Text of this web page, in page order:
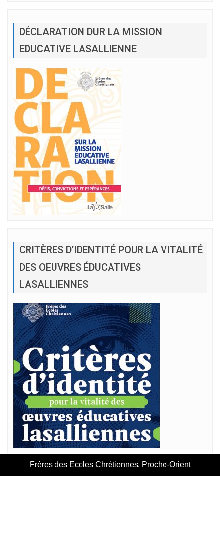
DÉCLARATION DUR LA MISSION
EDUCATIVE LASALLIENNE
CRITÈRES D’IDENTITÉ POUR LA VITALITÉ
DES OEUVRES ÉDUCATIVES
LASALLIENNES
Frères des Ecoles Chrétiennes, Proche-Orient